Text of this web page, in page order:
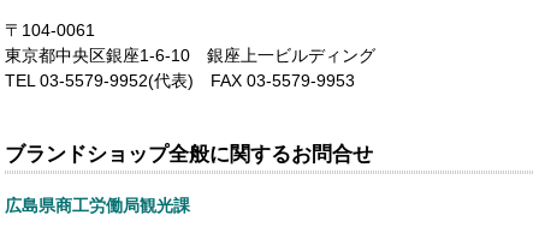
〒104-0061
東京都中央区銀座1-6-10 銀座上一ビルディング
TEL 03-5579-9952(代表) FAX 03-5579-9953
ブランドショップ全般に関するお問合せ
広島県商工労働局観光課